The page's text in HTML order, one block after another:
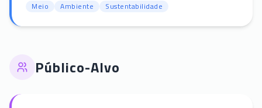
Meio Ambiente Sustentabilidade
Público-Alvo